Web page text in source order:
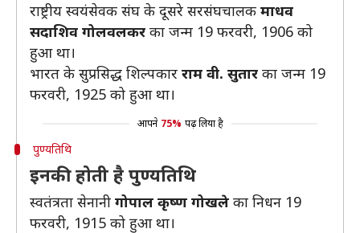
राष्ट्रीय स्वयंसेवक संघ के दूसरे सरसंघचालक माधव
सदाशिव गोलवलकर का जन्म 19 फरवरी, 1906 को
हुआ था।
भारत के सुप्रसिद्ध शिल्पकार राम वी. सुतार का जन्म 19
फरवरी, 1925 को हुआ था।
आपने 75% पढ़ लिया है
पुण्यतिथि
इनकी होती है पुण्यतिथि
स्वतंत्रता सेनानी गोपाल कृष्ण गोखले का निधन 19
फरवरी, 1915 को हुआ था।